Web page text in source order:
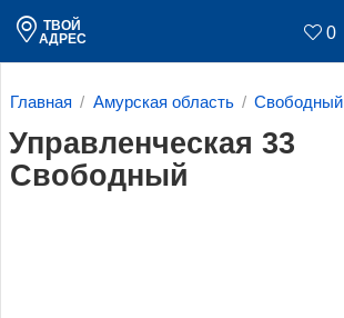
ТВОЙ
АДРЕС
0
Главная Амурская область Свободный
Управленческая 33
Свободный